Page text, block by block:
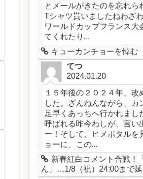
とメールがきたのを忘れら
Tシャツ貰いましたねわざ
ワールドカップフランス大
てくれたり...
キューカンチョーを悼む
てつ
2024.01.20
１５年後の２０２４年、改
した。ざんねんながら、カ
足早くあっちへ行かれまし
呼ばれる昨今わしが、言い
ー！そして、ヒメボタルを
ョーに、この...
新春紅白コメント合戦！
ん」…1/8（祝）24:00まで延